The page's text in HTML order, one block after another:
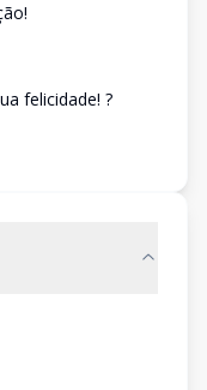
felicidade! ?